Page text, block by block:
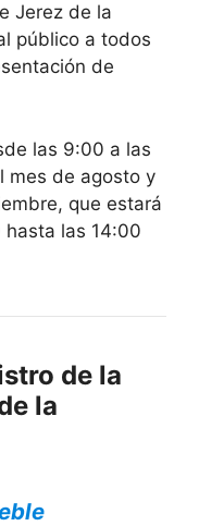
Jerez de la
público a todos
de
las 9:00 a las
mes de agosto y
que estará
las 14:00
de la
la